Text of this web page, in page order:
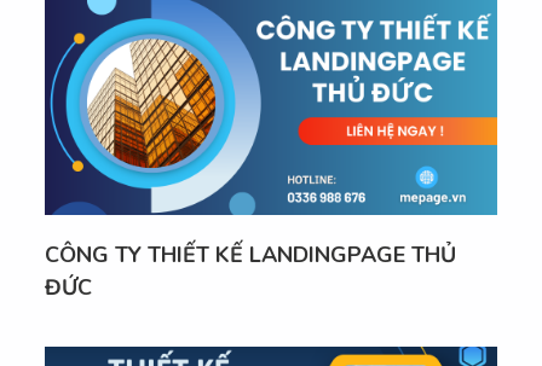
CÔNG TY THIẾT KẾ LANDINGPAGE THỦ
ĐỨC